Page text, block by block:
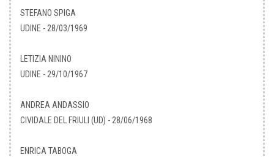
STEFANO SPIGA
UDINE - 28/03/1969
LETIZIA NININO
UDINE - 29/10/1967
ANDREA ANDASSIO
CIVIDALE DEL FRIULI (UD) - 28/06/1968
ENRICA TABOGA